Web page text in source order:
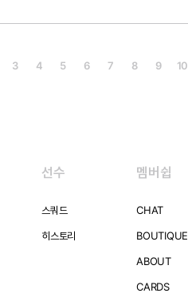
3 4 5 6 7 8 9 10
선수
스쿼드
히스토리
멤버쉽
CHAT
BOUTIQUE
ABOUT
CARDS